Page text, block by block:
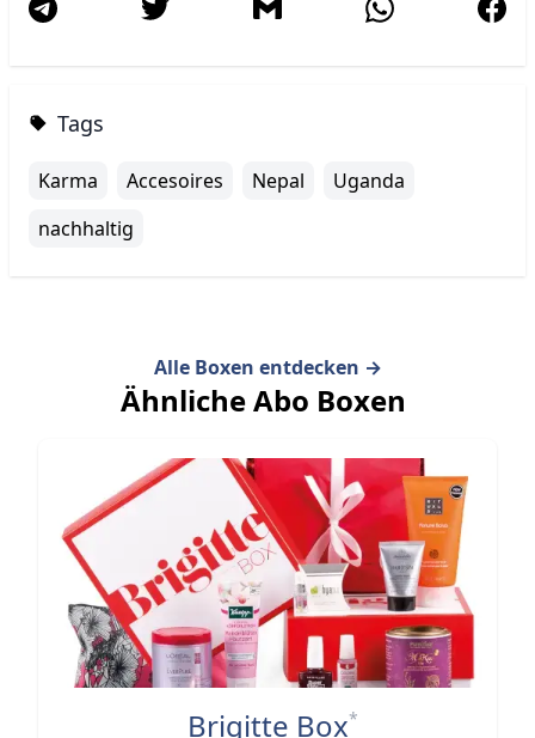
Tags
Karma Accesoires Nepal
Uganda
nachhaltig
Ähnliche Abo Boxen
Alle Boxen entdecken →
Brigitte Box*